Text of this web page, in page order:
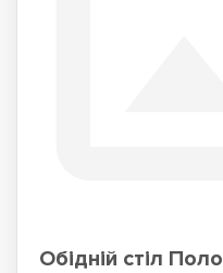
Обідній стіл Поло